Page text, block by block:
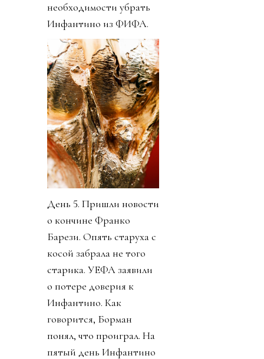
необходимости убрать
Инфантино из ФИФА.
День 5. Пришли новости
о кончине Франко
Барези. Опять старуха с
косой забрала не того
старика. УЕФА заявили
о потере доверия к
Инфантино. Как
говорится, Борман
понял, что проиграл. На
пятый день Инфантино